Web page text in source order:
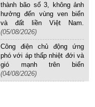
thành bão số 3, không ảnh
hưởng đến vùng ven biển
và đất liền Việt Nam.
(05/08/2026)
Công điện chủ động ứng
phó với áp thấp nhiệt đới và
gió mạnh trên biển
(04/08/2026)